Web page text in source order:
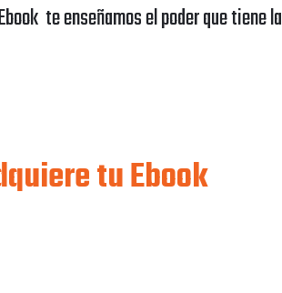
te enseñamos el poder que tiene la
tu Ebook